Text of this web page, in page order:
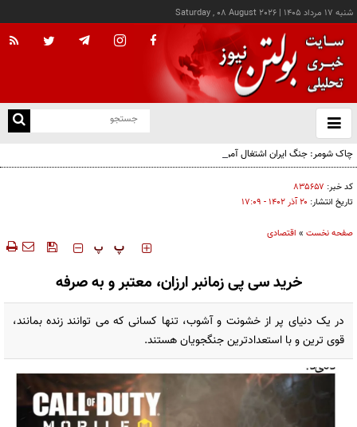
شنبه ۱۷ مرداد ۱۴۰۵ |
Saturday , 08 August 2026
باز
و
چاک شومر: جنگ ایران اشتغال آمریکا را تخریب کرد؛ ترامپ از کدام سیاره آمده؟!
کد خبر: ۸۳۵۶۵۷
تاریخ انتشار: ۲۰ آذر ۱۴۰۲ - ۱۷:۰۹
صفحه نخست » اقتصادی
‍‍‍ پ پ
خرید سی پی زمانبر ارزان، معتبر و به صرفه
در یک دنیای پر از خشونت و آشوب، تنها کسانی که می توانند زنده بمانند،
قوی ترین و با استعدادترین جنگجویان هستند.